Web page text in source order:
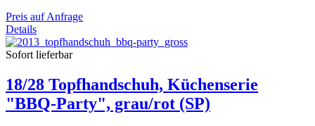
Preis auf Anfrage
Details
Sofort lieferbar
18/28 Topfhandschuh, Küchenserie
"BBQ-Party", grau/rot (SP)